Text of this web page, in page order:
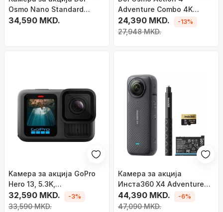
Osmo Nano Standard
Combo, 4K, 128GB, црна
34,590 MKD.
Adventure Combo 4K
камера, црна
24,390 MKD.
27,948 MKD.
-13%
Kамера за акција GoPro
Hero 13, 5.3K,
водоотпорна, црна
32,590 MKD.
33,590 MKD.
-3%
Камера за акција
Инста360 X4 Adventure
Bundle, 8K, 72MP, црна
44,390 MKD.
47,090 MKD.
-6%